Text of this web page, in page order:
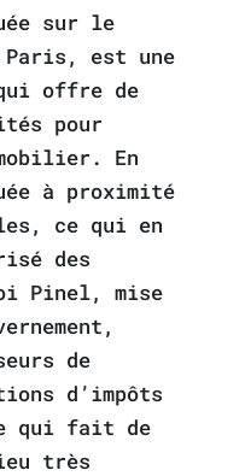
sur le
est une
offre de
pour
En
à proximité
ce qui en
des
Pinel, mise
de
d’impôts
qui fait de
très